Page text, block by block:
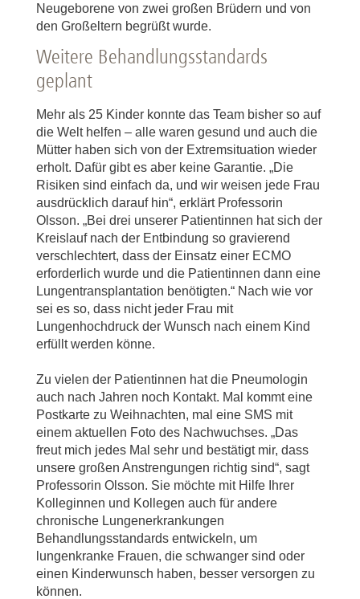
Neugeborene von zwei großen Brüdern und von
den Großeltern begrüßt wurde.
Weitere Behandlungsstandards
geplant
Mehr als 25 Kinder konnte das Team bisher so auf
die Welt helfen – alle waren gesund und auch die
Mütter haben sich von der Extremsituation wieder
erholt. Dafür gibt es aber keine Garantie. „Die
Risiken sind einfach da, und wir weisen jede Frau
ausdrücklich darauf hin“, erklärt Professorin
Olsson. „Bei drei unserer Patientinnen hat sich der
Kreislauf nach der Entbindung so gravierend
verschlechtert, dass der Einsatz einer ECMO
erforderlich wurde und die Patientinnen dann eine
Lungentransplantation benötigten.“ Nach wie vor
sei es so, dass nicht jeder Frau mit
Lungenhochdruck der Wunsch nach einem Kind
erfüllt werden könne.
Zu vielen der Patientinnen hat die Pneumologin
auch nach Jahren noch Kontakt. Mal kommt eine
Postkarte zu Weihnachten, mal eine SMS mit
einem aktuellen Foto des Nachwuchses. „Das
freut mich jedes Mal sehr und bestätigt mir, dass
unsere großen Anstrengungen richtig sind“, sagt
Professorin Olsson. Sie möchte mit Hilfe Ihrer
Kolleginnen und Kollegen auch für andere
chronische Lungenerkrankungen
Behandlungsstandards entwickeln, um
lungenkranke Frauen, die schwanger sind oder
einen Kinderwunsch haben, besser versorgen zu
können.